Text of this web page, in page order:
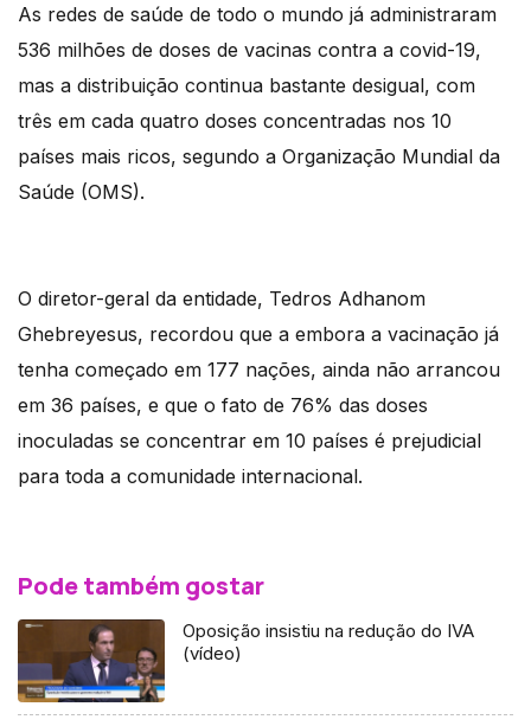
As redes de saúde de todo o mundo já administraram
536 milhões de doses de vacinas contra a covid-19,
mas a distribuição continua bastante desigual, com
três em cada quatro doses concentradas nos 10
países mais ricos, segundo a Organização Mundial da
Saúde (OMS).
O diretor-geral da entidade, Tedros Adhanom
Ghebreyesus, recordou que a embora a vacinação já
tenha começado em 177 nações, ainda não arrancou
em 36 países, e que o fato de 76% das doses
inoculadas se concentrar em 10 países é prejudicial
para toda a comunidade internacional.
Pode também gostar
Oposição insistiu na redução do IVA
(vídeo)